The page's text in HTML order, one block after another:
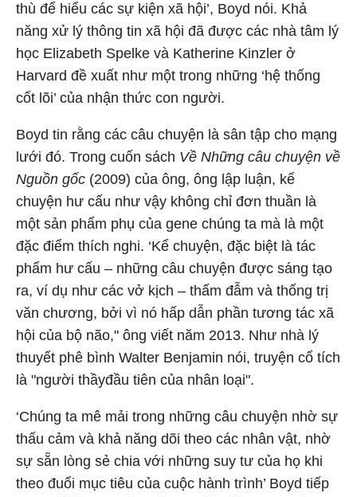
thù để hiểu các sự kiện xã hội’, Boyd nói. Khả
năng xử lý thông tin xã hội đã được các nhà tâm lý
học Elizabeth Spelke và Katherine Kinzler ở
Harvard đề xuất như một trong những ‘hệ thống
cốt lõi’ của nhận thức con người.
Boyd tin rằng các câu chuyện là sân tập cho mạng
lưới đó. Trong cuốn sách Về Những câu chuyện về
Nguồn gốc (2009) của ông, ông lập luận, kể
chuyện hư cấu như vậy không chỉ đơn thuần là
một sản phẩm phụ của gene chúng ta mà là một
đặc điểm thích nghi. ‘Kể chuyện, đặc biệt là tác
phẩm hư cấu – những câu chuyện được sáng tạo
ra, ví dụ như các vở kịch – thấm đẫm và thống trị
văn chương, bởi vì nó hấp dẫn phần tương tác xã
hội của bộ não," ông viết năm 2013. Như nhà lý
thuyết phê bình Walter Benjamin nói, truyện cổ tích
là "người thầyđầu tiên của nhân loại".
‘Chúng ta mê mải trong những câu chuyện nhờ sự
thấu cảm và khả năng dõi theo các nhân vật, nhờ
sự sẵn lòng sẻ chia với những suy tư của họ khi
theo đuổi mục tiêu của cuộc hành trình’ Boyd tiếp